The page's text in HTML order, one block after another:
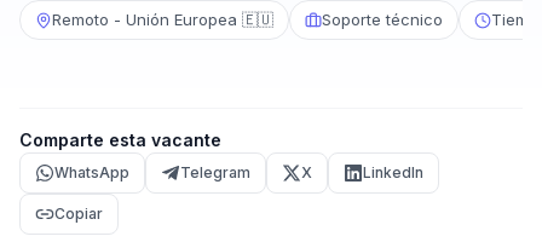
Remoto - Unión Europea 🇪🇺 Soporte técnico
Comparte esta vacante
WhatsApp Telegram X LinkedIn
Copiar